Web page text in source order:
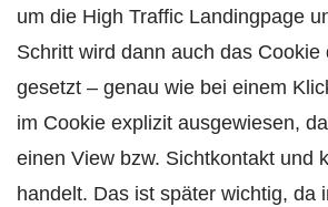
um die High Traffic Landingpage
Schritt wird dann auch das Cookie
gesetzt – genau wie bei einem
im Cookie explizit ausgewiesen,
einen View bzw. Sichtkontakt und
handelt. Das ist später wichtig, da